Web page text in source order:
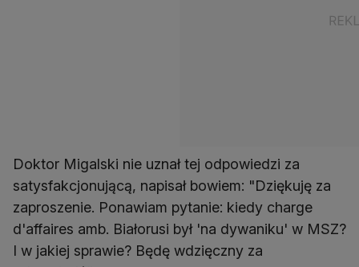
Doktor Migalski nie uznał tej odpowiedzi za
satysfakcjonującą, napisał bowiem: "Dziękuję za
zaproszenie. Ponawiam pytanie: kiedy charge
d'affaires amb. Białorusi był 'na dywaniku' w MSZ?
I w jakiej sprawie? Będę wdzięczny za